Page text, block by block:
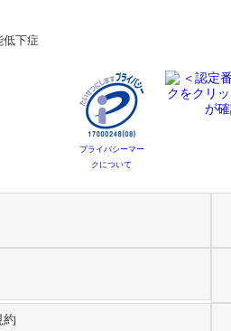
低下症
プライバシーマー
クについて
約